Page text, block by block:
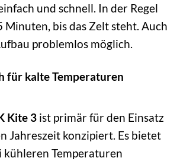
und schnell. In der Regel
Minuten, bis das Zelt steht. Auch
problemlos möglich.
für kalte Temperaturen
Kite 3 ist primär für den Einsatz
Jahreszeit konzipiert. Es bietet
kühleren Temperaturen